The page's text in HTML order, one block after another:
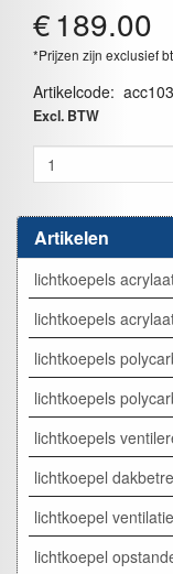
Artikelen
lichtkoepels
lichtkoepels
lichtkoepels
lichtkoepels
lichtkoepels
lichtkoepel
lichtkoepel
lichtkoepel
€189.00
*Prijzen zijn exclusief
Artikelcode:
Excl. BTW